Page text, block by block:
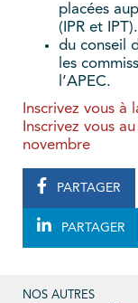
placées
(IPR et IPT).
du conseil
les
l’APEC.
Inscrivez vous à
Inscrivez vous
novembre
PARTAGER
PARTAGER
NOS AUTRES